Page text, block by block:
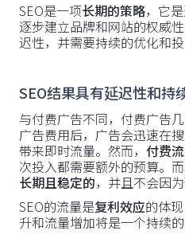
SEO是一项长期的策略，它
逐步建立品牌和网站的权威
迟性，并需要持续的优化和投
SEO结果具有延迟性和持
与付费广告不同，付费广告
广告费用后，广告会迅速在
带来即时流量。然而， 付费
次投入都需要额外的预算。
长期且稳定的，并且不会因
SEO的流量是复利效应的体
升和流量增加将是一个持续的